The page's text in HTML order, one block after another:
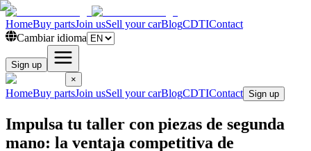
HomeBuy partsJoin usSell your carBlogCDTIContact
Cambiar idioma
Sign up
×
HomeBuy partsJoin usSell your carBlogCDTIContact Sign up
Impulsa tu taller con piezas de segunda
mano: la ventaja competitiva de